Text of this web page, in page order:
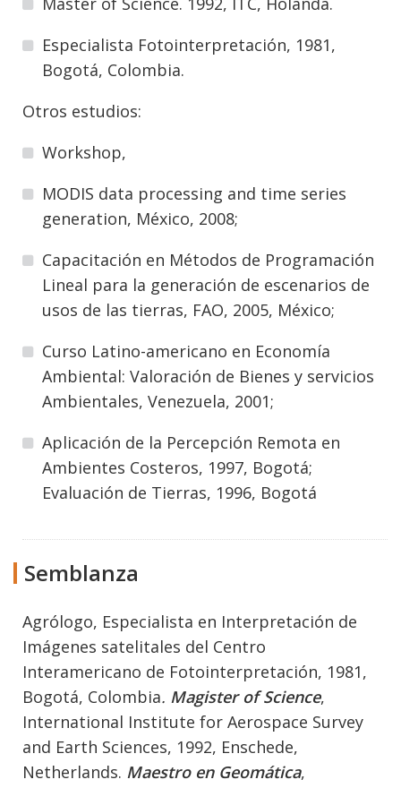
Especialista Fotointerpretación, 1981,
Bogotá, Colombia.
Otros estudios:
Workshop,
MODIS data processing and time series
generation, México, 2008;
Capacitación en Métodos de Programación
Lineal para la generación de escenarios de
usos de las tierras, FAO, 2005, México;
Curso Latino-americano en Economía
Ambiental: Valoración de Bienes y servicios
Ambientales, Venezuela, 2001;
Aplicación de la Percepción Remota en
Ambientes Costeros, 1997, Bogotá;
Evaluación de Tierras, 1996, Bogotá
Semblanza
Agrólogo, Especialista en Interpretación de
Imágenes satelitales del Centro
Interamericano de Fotointerpretación, 1981,
Bogotá, Colombia. Magister of Science,
International Institute for Aerospace Survey
and Earth Sciences, 1992, Enschede,
Netherlands. Maestro en Geomática,